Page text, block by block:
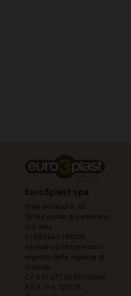
Euro3plast spa
Viale del lavoro, 45
36048 ponte di barbarano
(vi) italy
t +39 0444 788200
società iscritta presso il
registro delle imprese di
Vicenza
C.F e P.I (IT) 00331710244
R.E.A. Vi n. 125725